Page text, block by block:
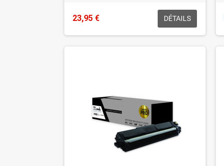
23,95 € DÉTAILS